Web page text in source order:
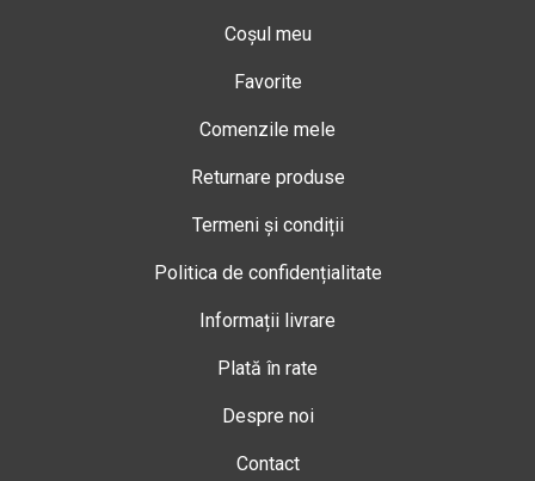
Coșul meu
Favorite
Comenzile mele
Returnare produse
Termeni și condiții
Politica de confidențialitate
Informații livrare
Plată în rate
Despre noi
Contact